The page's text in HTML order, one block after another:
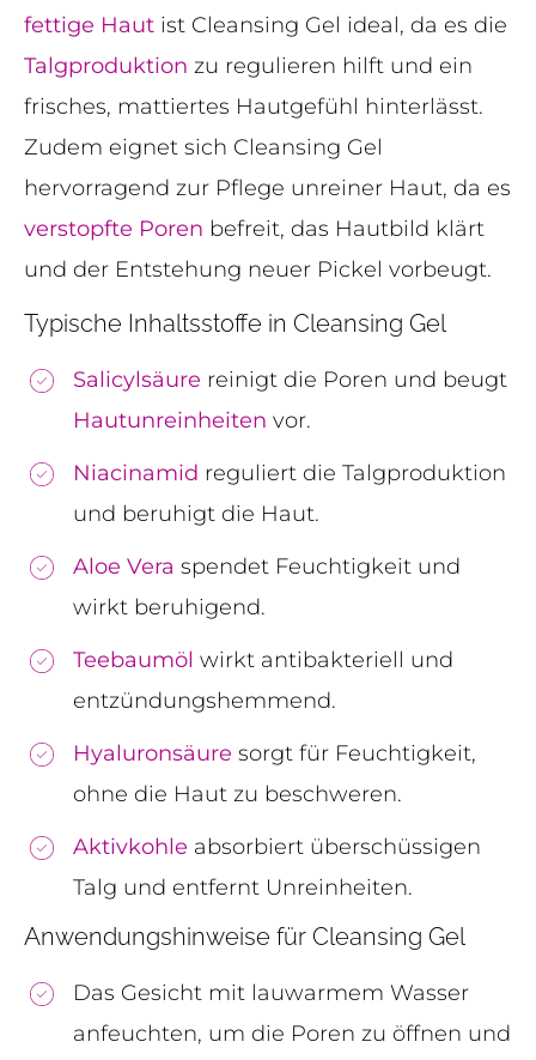
fettige Haut ist Cleansing Gel ideal, da es die
Talgproduktion zu regulieren hilft und ein
frisches, mattiertes Hautgefühl hinterlässt.
Zudem eignet sich Cleansing Gel
hervorragend zur Pflege unreiner Haut, da es
verstopfte Poren befreit, das Hautbild klärt
und der Entstehung neuer Pickel vorbeugt.
Typische Inhaltsstoffe in Cleansing Gel
Salicylsäure reinigt die Poren und beugt
Hautunreinheiten vor.
Niacinamid reguliert die Talgproduktion
und beruhigt die Haut.
Aloe Vera spendet Feuchtigkeit und
wirkt beruhigend.
Teebaumöl wirkt antibakteriell und
entzündungshemmend.
Hyaluronsäure sorgt für Feuchtigkeit,
ohne die Haut zu beschweren.
Aktivkohle absorbiert überschüssigen
Talg und entfernt Unreinheiten.
Anwendungshinweise für Cleansing Gel
Das Gesicht mit lauwarmem Wasser
anfeuchten, um die Poren zu öffnen und